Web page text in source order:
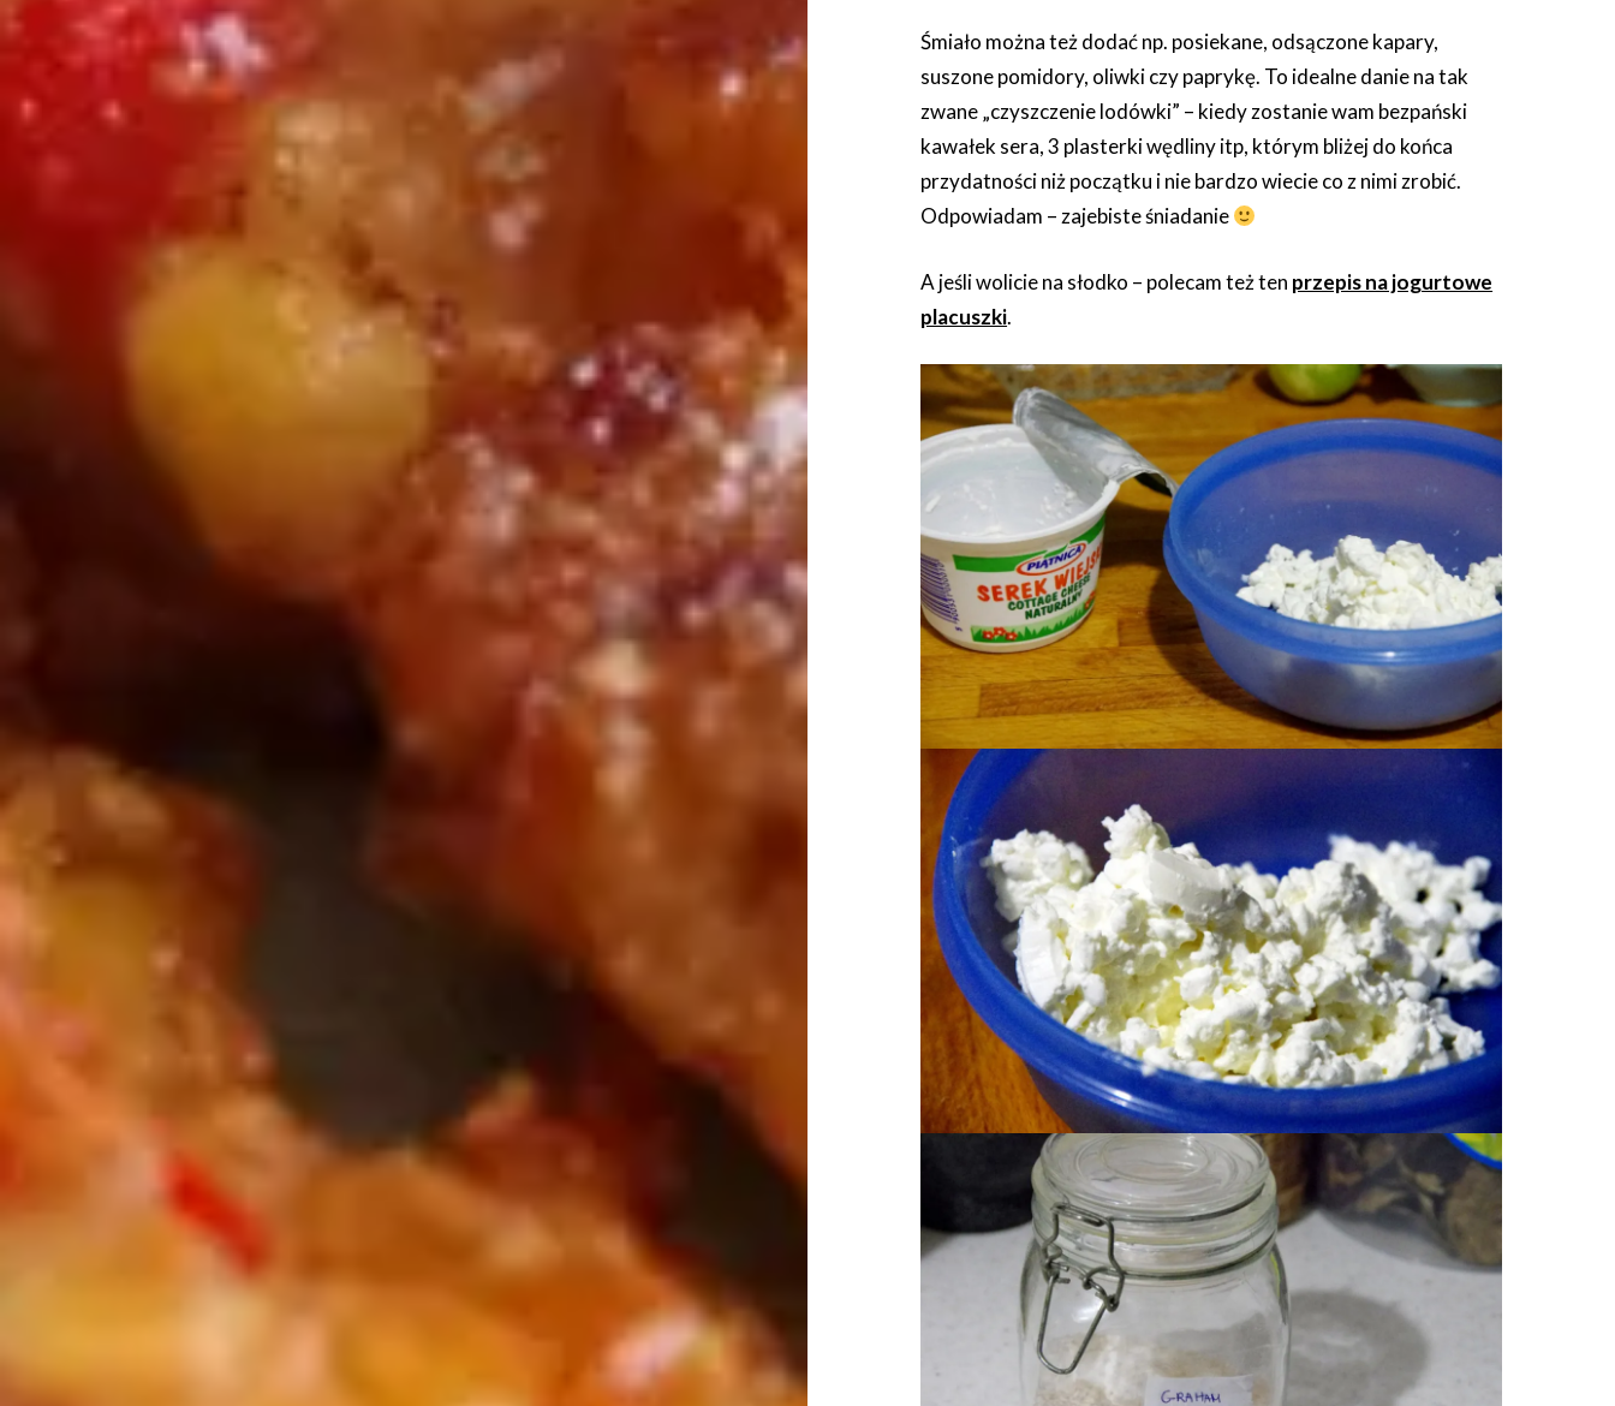
Śmiało można też dodać np. posiekane, odsączone kapary,
suszone pomidory, oliwki czy paprykę. To idealne danie na tak
zwane „czyszczenie lodówki” – kiedy zostanie wam bezpański
kawałek sera, 3 plasterki wędliny itp, którym bliżej do końca
przydatności niż początku i nie bardzo wiecie co z nimi zrobić.
Odpowiadam – zajebiste śniadanie
A jeśli wolicie na słodko – polecam też ten przepis na jogurtowe
placuszki.